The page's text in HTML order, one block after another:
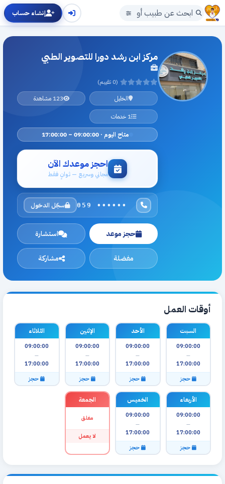
إنشاء حساب
مركز ابن رشد دورا للتصوير الطبي
(0 تقييم)
الخليل
123 مشاهدة
1 خدمات
متاح اليوم · 09:00:00 – 17:00:00
احجز موعدك الآن
مجاني وسريع — ثوانٍ فقط
059 •••••• سجّل الدخول
حجز موعد استشارة
مفضلة مشاركة
أوقات العمل
السبت
09:00:00
—
17:00:00
حجز
الأحد
09:00:00
—
17:00:00
حجز
الإثنين
09:00:00
—
17:00:00
حجز
الثلاثاء
09:00:00
—
17:00:00
حجز
الأربعاء
09:00:00
—
17:00:00
حجز
الخميس
09:00:00
—
17:00:00
حجز
الجمعة
مغلق
لا يعمل